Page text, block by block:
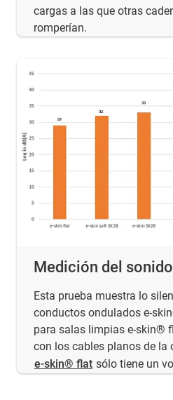
cargas a las que otras
romperían.
Medición del sonido
Esta prueba muestra lo
conductos ondulados e-
para salas limpias e-skin®
con los cables planos de la
e-skin® flat sólo tiene un